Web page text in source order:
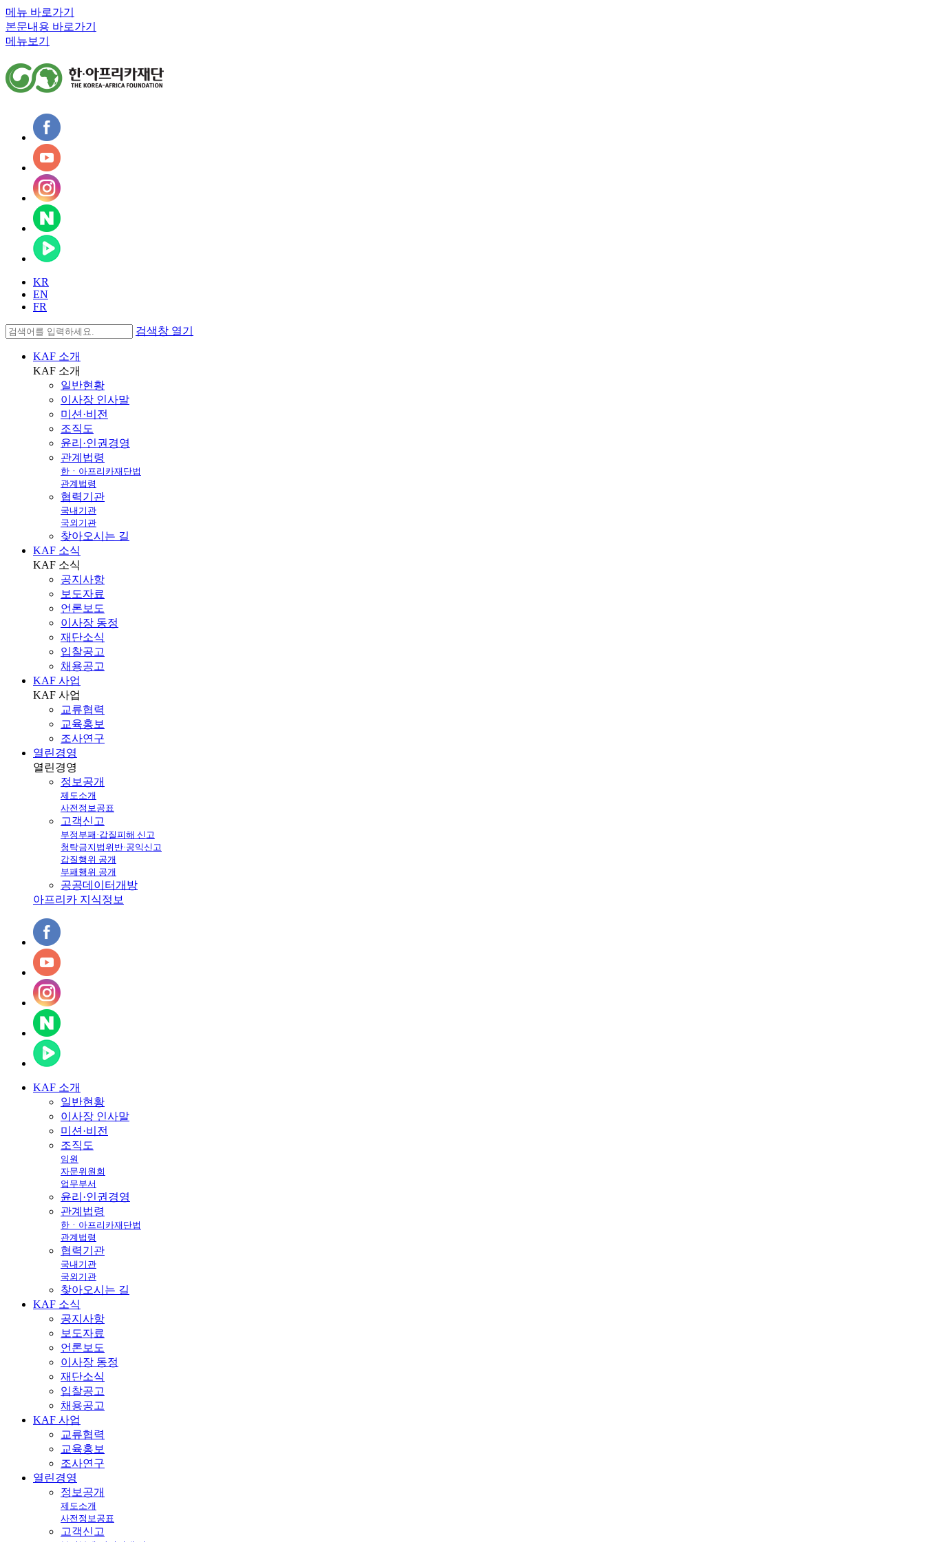
메뉴 바로가기
본문내용 바로가기
메뉴보기
KR
EN
FR
검색창 열기
KAF 소개
KAF 소개
일반현황
이사장 인사말
미션·비전
조직도
윤리·인권경영
관계법령
한ㆍ아프리카재단법
관계법령
협력기관
국내기관
국외기관
찾아오시는 길
KAF 소식
KAF 소식
공지사항
보도자료
언론보도
이사장 동정
재단소식
입찰공고
채용공고
KAF 사업
KAF 사업
교류협력
교육홍보
조사연구
열린경영
열린경영
정보공개
제도소개
사전정보공표
고객신고
부정부패·갑질피해 신고
청탁금지법위반·공익신고
갑질행위 공개
부패행위 공개
공공데이터개방
아프리카 지식정보
KAF 소개
일반현황
이사장 인사말
미션·비전
조직도
임원
자문위원회
업무부서
윤리·인권경영
관계법령
한ㆍ아프리카재단법
관계법령
협력기관
국내기관
국외기관
찾아오시는 길
KAF 소식
공지사항
보도자료
언론보도
이사장 동정
재단소식
입찰공고
채용공고
KAF 사업
교류협력
교육홍보
조사연구
열린경영
정보공개
제도소개
사전정보공표
고객신고